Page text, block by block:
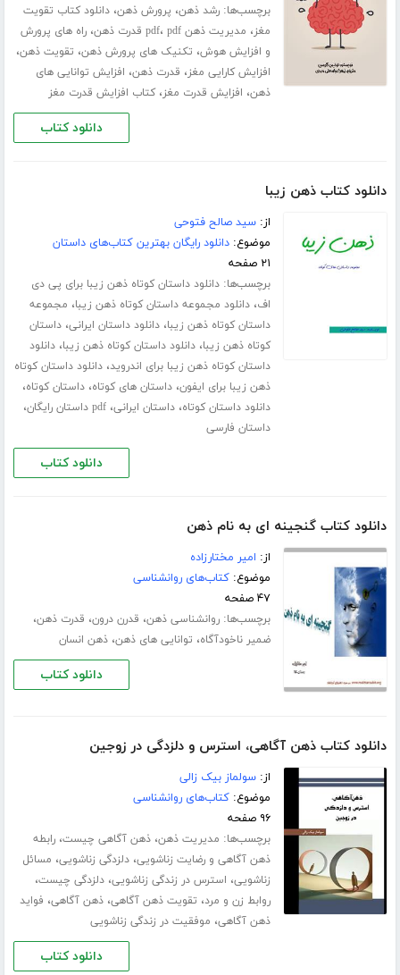
برچسب‌ها:رشد ذهن، پرورش ذهن،دانلود کتاب تقویت
مغز، مدیریت ذهن pdf ، pdf قدرت ذهن ،راه های پرورش
و افزایش هوش، تکنیک های پرورش ذهن، تقویت ذهن،
افزایش کارایی مغز، قدرت ذهن، افزایش توانایی های
ذهن، افزایش قدرت مغز،کتاب افزایش قدرت مغز
دانلود کتاب
دانلود کتاب ذهن زیبا
از:سید صالح فتوحی
موضوع:دانلود رایگان بهترین کتاب‌های داستان
۲۱ صفحه
برچسب‌ها:دانلود داستان کوتاه ذهن زیبا برای پی دی
اف،دانلود مجموعه داستان کوتاه ذهن زیبا، مجموعه
داستان کوتاه ذهن زیبا،دانلود داستان ایرانی،داستان
کوتاه ذهن زیبا،دانلود داستان کوتاه ذهن زیبا،دانلود
داستان کوتاه ذهن زیبا برای اندروید،دانلود داستان کوتاه
ذهن زیبا برای ایفون،داستان های کوتاه،داستان کوتاه،
دانلود داستان کوتاه،داستان ایرانی،pdf داستان رایگان ،
داستان فارسی
دانلود کتاب
دانلود کتاب گنجینه ای به نام ذهن
از: امیر مختارزاده
موضوع:کتاب‌های روانشناسی
۴۷ صفحه
برچسب‌ها:روانشناسی ذهن، قدرن درون، قدرت ذهن،
ضمیر ناخودآگاه، توانایی های ذهن،ذهن انسان
دانلود کتاب
دانلود کتاب ذهن آگاهی، استرس و دلزدگی در زوجین
از:سولماز بیک زالی
موضوع:کتاب‌های روانشناسی
۹۶ صفحه
برچسب‌ها: مدیریت ذهن،ذهن آگاهی چیست،رابطه
ذهن آگاهی و رضایت زناشویی،دلزدگی زناشویی، مسائل
زناشویی، استرس در زندگی زناشویی،دلزدگی چیست،
روابط زن و مرد، تقویت ذهن آگاهی،ذهن آگاهی، فواید
ذهن آگاهی، موفقیت در زندگی زناشویی
دانلود کتاب